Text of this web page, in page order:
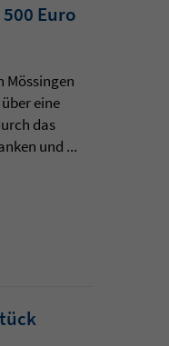
Euro
Mössingen
eine
das
und ...